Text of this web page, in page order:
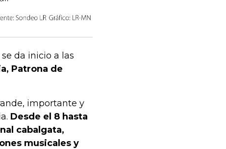
da inicio a las
Patrona de
importante y
Desde el 8 hasta
cabalgata,
musicales y